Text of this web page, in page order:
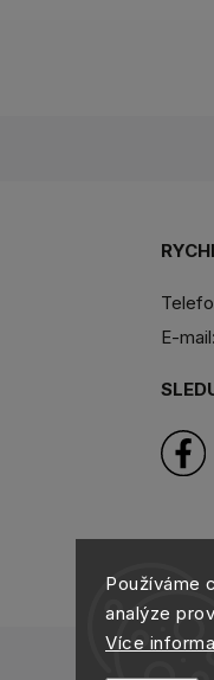
Používáme
analýze
Více
E-mail: